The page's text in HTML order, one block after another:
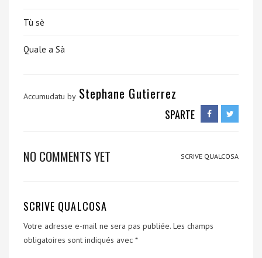
Tù sè
Quale a Sà
Accumudatu by Stephane Gutierrez
SPARTE
NO COMMENTS YET SCRIVE QUALCOSA
SCRIVE QUALCOSA
Votre adresse e-mail ne sera pas publiée. Les champs
obligatoires sont indiqués avec *